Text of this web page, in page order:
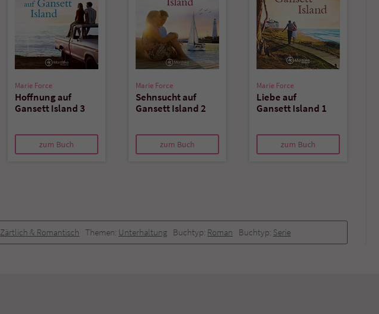
Marie Force
Hoffnung auf
Gansett Island 3
zum Buch
Marie Force
Sehnsucht auf
Gansett Island 2
zum Buch
Marie Force
Liebe auf
Gansett Island 1
zum Buch
Zärtlich & Romantisch Themen: Unterhaltung Buchtyp: Roman Buchtyp: Serie